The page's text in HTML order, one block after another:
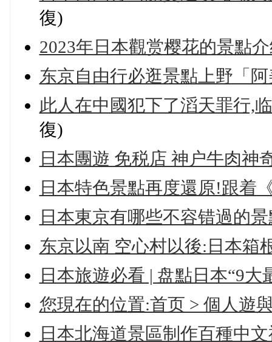
復)
2023年日本觀赏樱花的景點
东京自由行必逛景點上野「
此人在中國犯下了滔天罪行,
復)
日本團遊 免税店 神户牛肉神
日本特色景點再度還原!跟着
日本東京有哪些不容错過的景
东京以南 空心村以後:日本
日本旅遊必看 | 盘點日本“9大
您現在的位置:首页 > 個人遊
日本北海道景區制作百種中